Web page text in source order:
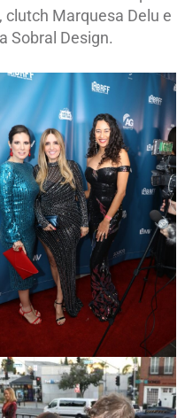
Marquesa Delu e
Sobral Design.